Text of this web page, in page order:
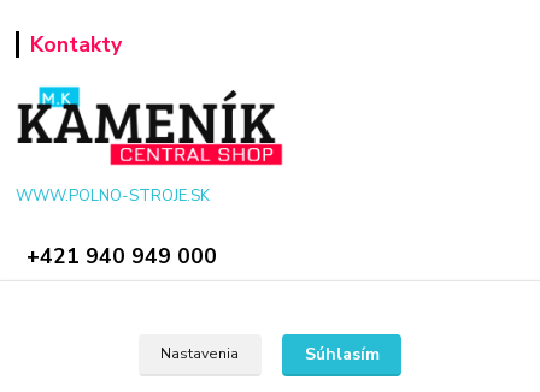
Kontakty
WWW.POLNO-STROJE.SK
+421 940 949 000
Nastavenia Súhlasím